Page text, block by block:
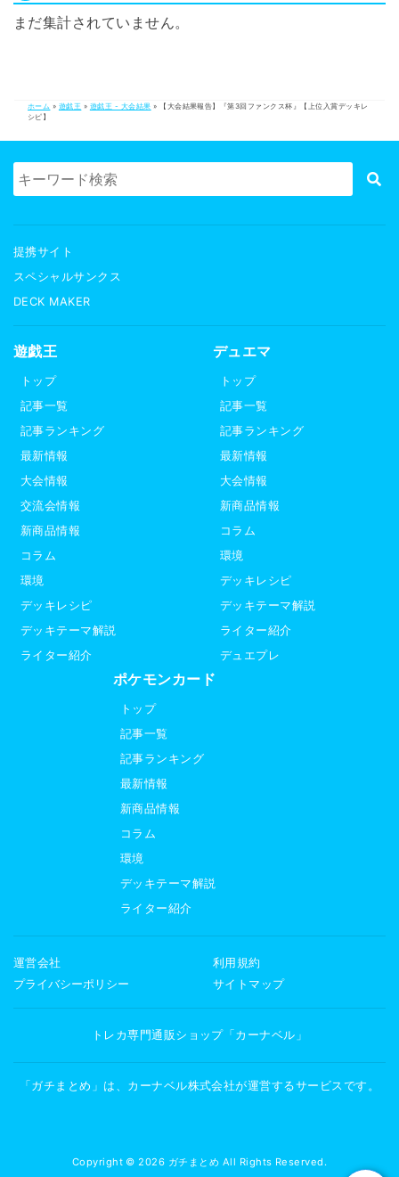
まだ集計されていません。
ホーム » 遊戯王 » 遊戯王 - 大会結果 »
【大会結果報告】『第3回ファンクス杯』【上位入賞デッキレ
シピ】
提携サイト
スペシャルサンクス
DECK MAKER
遊戯王
トップ
記事一覧
記事ランキング
最新情報
大会情報
交流会情報
新商品情報
コラム
環境
デッキレシピ
デッキテーマ解説
ライター紹介
デュエマ
トップ
記事一覧
記事ランキング
最新情報
大会情報
新商品情報
コラム
環境
デッキレシピ
デッキテーマ解説
ライター紹介
デュエプレ
ポケモンカード
トップ
記事一覧
記事ランキング
最新情報
新商品情報
コラム
環境
デッキテーマ解説
ライター紹介
運営会社
利用規約
プライバシーポリシー
サイトマップ
トレカ専門通販ショップ「カーナベル」
「ガチまとめ」は、カーナベル株式会社が運営するサービスです。
Copyright © 2026 ガチまとめ All Rights Reserved.